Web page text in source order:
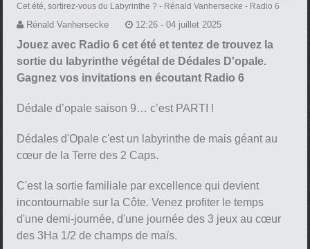
Cet été, sortirez-vous du Labyrinthe ? - Rénald Vanhersecke - Radio 6
Rénald Vanhersecke 12:26 - 04 juillet 2025
Jouez avec Radio 6 cet été et tentez de trouvez la
sortie du labyrinthe végétal de Dédales D'opale.
Gagnez vos invitations en écoutant Radio 6
Dédale d’opale saison 9… c’est PARTI !
Dédales d'Opale c'est un labyrinthe de mais géant au
cœur de la Terre des 2 Caps.
C'est la sortie familiale par excellence qui devient
incontournable sur la Côte. Venez profiter le temps
d'une demi-journée, d'une journée des 3 jeux au cœur
des 3Ha 1/2 de champs de maïs.